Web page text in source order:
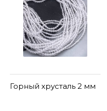
Горный хрусталь 2 мм